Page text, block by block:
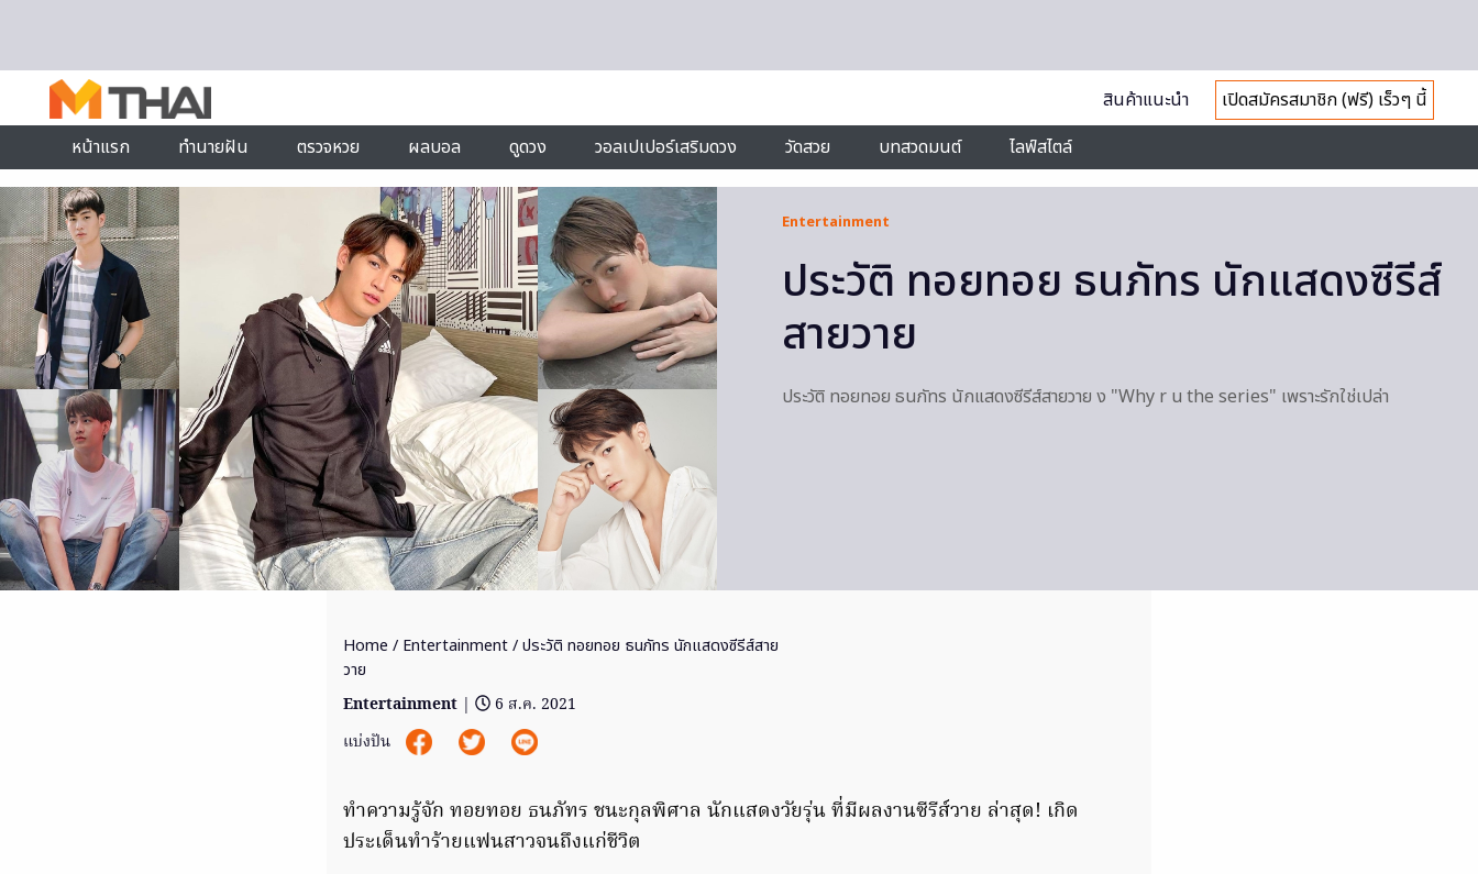
สินค้าแนะนำ
เปิดสมัครสมาชิก (ฟรี) เร็วๆ นี้
หน้าแรก
ทำนายฝัน ตรวจหวย ผลบอล ดูดวง วอลเปเปอร์เสริมดวง วัดสวย บทสวดมนต์ ไลฟ์สไตล์
Entertainment
ประวัติ ทอยทอย ธนภัทร นักแสดงซีรีส์
สายวาย
ประวัติ ทอยทอย ธนภัทร นักแสดงซีรีส์สายวาย ง "Why r u the series" เพราะรักใช่เปล่า
Home / Entertainment/ ประวัติ ทอยทอย ธนภัทร นักแสดงซีรีส์สาย
วาย
Entertainment |
6 ส.ค. 2021
แบ่งปัน
ทำความรู้จัก ทอยทอย ธนภัทร ชนะกุลพิศาล นักแสดงวัยรุ่น ที่มีผลงานซีรีส์วาย ล่าสุด! เกิด
ประเด็นทำร้ายแฟนสาวจนถึงแก่ชีวิต